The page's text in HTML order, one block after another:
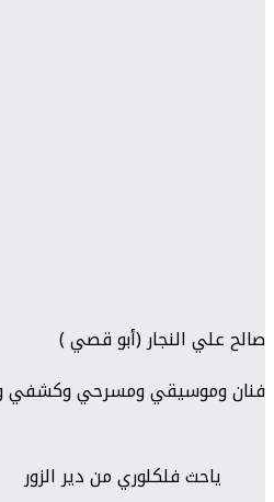
صالح علي النجار (أبو قصي )
فنان وموسيقي ومسرحي وكشفي
ياحث فلكلوري من دير الزور